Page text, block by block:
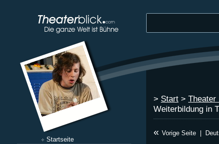
Startseite
> Start > Theater
Weiterbildung in
« Vorige Seite